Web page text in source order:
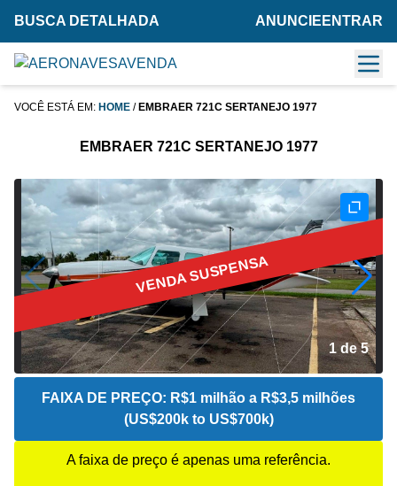
BUSCA DETALHADA ANUNCIE ENTRAR
VOCÊ ESTÁ EM: HOME / EMBRAER 721C SERTANEJO 1977
EMBRAER 721C SERTANEJO 1977
VENDA SUSPENSA
1 de 5
FAIXA DE PREÇO: R$1 milhão a R$3,5 milhões
(US$200k to US$700k)
A faixa de preço é apenas uma referência.